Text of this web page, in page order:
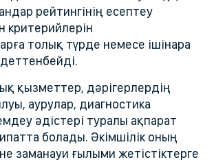
рейтингінің есептеу
критерийлерін
толық түрде немесе ішінара
қызметтер, дәрігерлердің
аурулар, диагностика
әдістері туралы ақпарат
болады. Әкімшілік оның
заманауи ғылыми жетістіктерге